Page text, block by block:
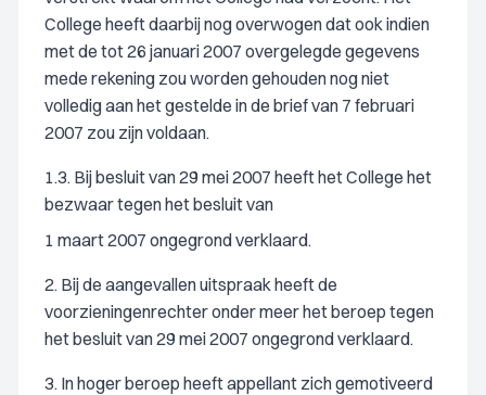
College heeft daarbij nog overwogen dat ook indien
met de tot 26 januari 2007 overgelegde gegevens
mede rekening zou worden gehouden nog niet
volledig aan het gestelde in de brief van 7 februari
2007 zou zijn voldaan.
1.3. Bij besluit van 29 mei 2007 heeft het College het
bezwaar tegen het besluit van
1 maart 2007 ongegrond verklaard.
2. Bij de aangevallen uitspraak heeft de
voorzieningenrechter onder meer het beroep tegen
het besluit van 29 mei 2007 ongegrond verklaard.
3. In hoger beroep heeft appellant zich gemotiveerd